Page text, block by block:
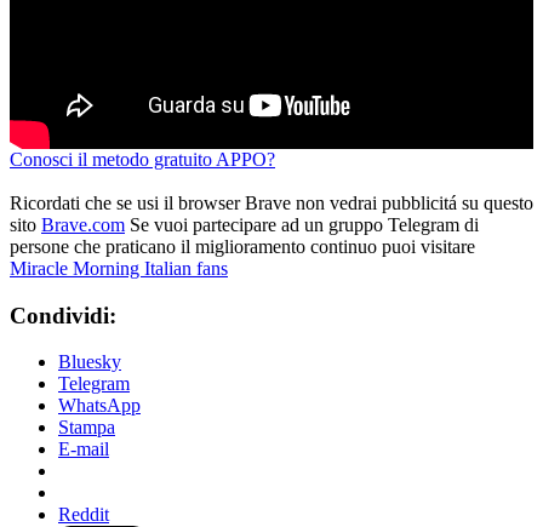
Conosci il metodo gratuito APPO?
Ricordati che se usi il browser Brave non vedrai pubblicitá su questo
sito Brave.com Se vuoi partecipare ad un gruppo Telegram di
persone che praticano il miglioramento continuo puoi visitare
Miracle Morning Italian fans
Condividi:
Bluesky
Telegram
WhatsApp
Stampa
E-mail
Reddit